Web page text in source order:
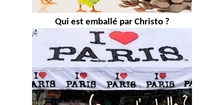
Qui est emballé par Christo ?